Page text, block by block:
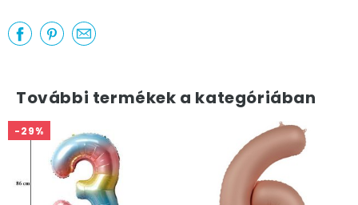
További termékek a kategóriában
-29%